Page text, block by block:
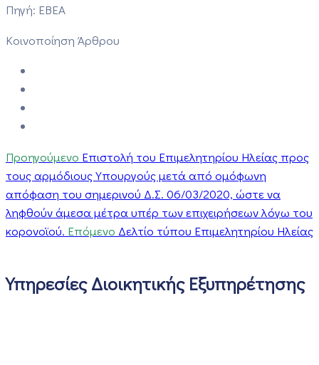
Πηγή: EBEA
Κοινοποίηση Άρθρου
Προηγούμενο Επιστολή του Επιμελητηρίου Ηλείας προς
τους αρμόδιους Υπουργούς μετά από ομόφωνη
απόφαση του σημερινού Δ.Σ. 06/03/2020, ώστε να
ληφθούν άμεσα μέτρα υπέρ των επιχειρήσεων λόγω του
κορονοϊού. Επόμενο Δελτίο τύπου Επιμελητηρίου Ηλείας
Υπηρεσίες Διοικητικής Εξυπηρέτησης